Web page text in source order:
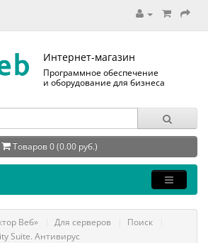
Интернет-магазин
Программное обеспечение
и оборудование для бизнеса
Товаров 0 (0.00 руб.)
Веб» Для серверов
Поиск
Suite. Антивирус